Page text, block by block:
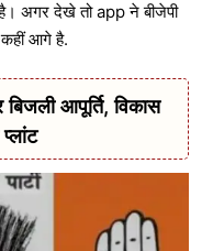
अगर देखे तो app ने बीजेपी
आगे है.
आपूर्ति, विकास